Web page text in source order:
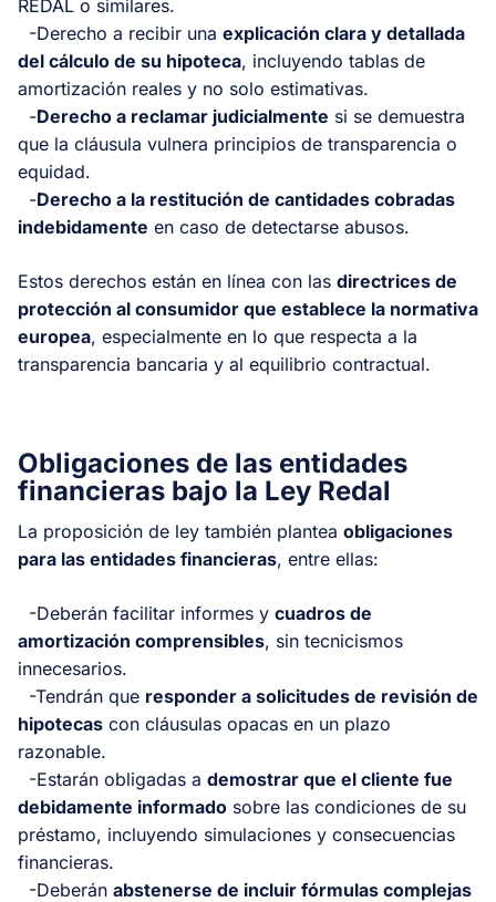
REDAL o similares.
-Derecho a recibir una explicación clara y detallada
del cálculo de su hipoteca, incluyendo tablas de
amortización reales y no solo estimativas.
-Derecho a reclamar judicialmente si se demuestra
que la cláusula vulnera principios de transparencia o
equidad.
-Derecho a la restitución de cantidades cobradas
indebidamente en caso de detectarse abusos.
Estos derechos están en línea con las directrices de
protección al consumidor que establece la normativa
europea, especialmente en lo que respecta a la
transparencia bancaria y al equilibrio contractual.
Obligaciones de las entidades
financieras bajo la Ley Redal
La proposición de ley también plantea obligaciones
para las entidades financieras, entre ellas:
-Deberán facilitar informes y cuadros de
amortización comprensibles, sin tecnicismos
innecesarios.
-Tendrán que responder a solicitudes de revisión de
hipotecas con cláusulas opacas en un plazo
razonable.
-Estarán obligadas a demostrar que el cliente fue
debidamente informado sobre las condiciones de su
préstamo, incluyendo simulaciones y consecuencias
financieras.
-Deberán abstenerse de incluir fórmulas complejas